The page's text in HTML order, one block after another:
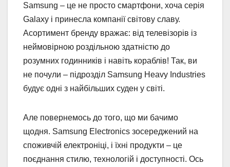
Samsung – це не просто смартфони, хоча серія
Galaxy і принесла компанії світову славу.
Асортимент бренду вражає: від телевізорів із
неймовірною роздільною здатністю до
розумних годинників і навіть кораблів! Так, ви
не почули – підрозділ Samsung Heavy Industries
будує одні з найбільших суден у світі.
Але повернемось до того, що ми бачимо
щодня. Samsung Electronics зосереджений на
споживчій електроніці, і їхні продукти – це
поєднання стилю, технологій і доступності. Ось